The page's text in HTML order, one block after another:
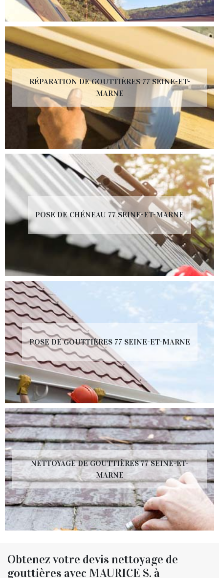
RÉPARATION DE GOUTTIÈRES 77 SEINE-ET-
MARNE
POSE DE CHÉNEAU 77 SEINE-ET-MARNE
POSE DE GOUTTIÈRES 77 SEINE-ET-MARNE
NETTOYAGE DE GOUTTIÈRES 77 SEINE-ET-
MARNE
Obtenez votre devis nettoyage de
gouttières avec MAURICE S. à